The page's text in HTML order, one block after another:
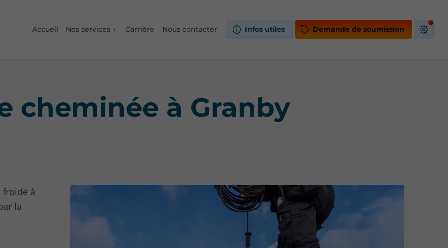
Accueil Nos services Carrière Nous contacter Infos utiles Demande de soumission
cheminée à Granby
froide à
la